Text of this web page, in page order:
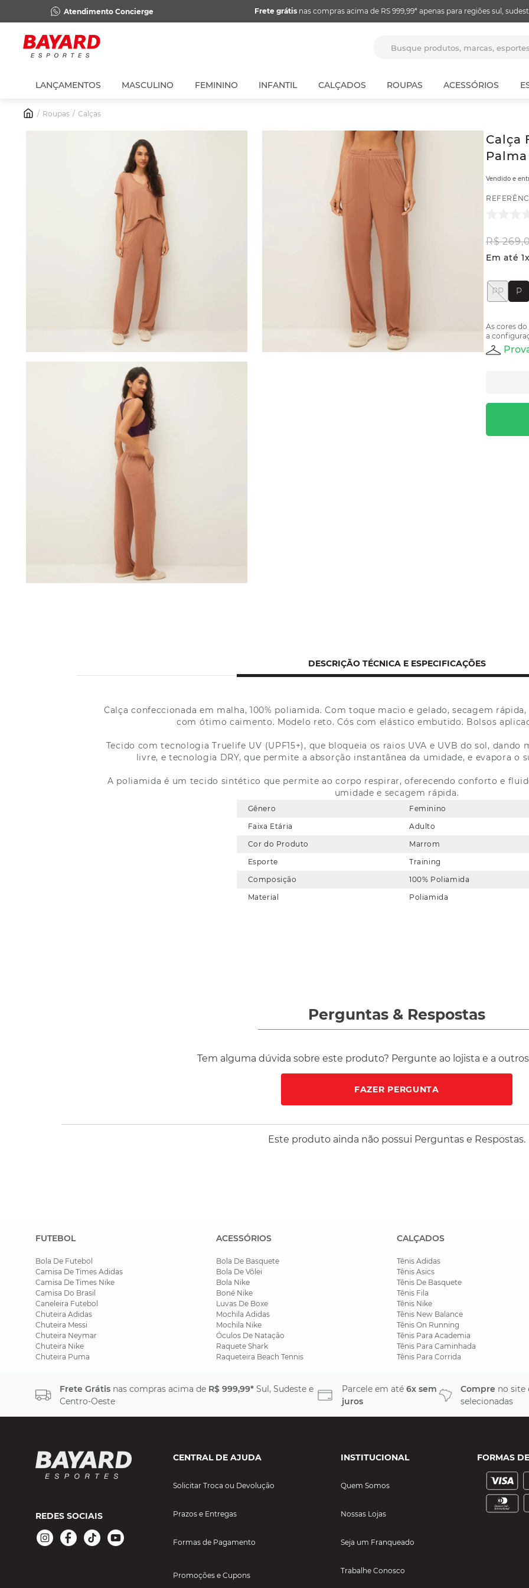
Atendimento Concierge Frete grátisnas compras acima de RS 999,99* apenas para regiões sul,
LANÇAMENTOS MASCULINO FEMININO INFANTIL CALÇADOS ROUPAS ACESSÓRIOS
Roupas Calças
Calça
Palma
Vendido e
R$ 269,
Em até 1x
P
PP
As cores
a
DESCRIÇÃO TÉCNICA E ESPECIFICAÇÕES
Calça confeccionada em malha, 100% poliamida. Com toque macio e gelado, secagem
com ótimo caimento. Modelo reto. Cós com elástico embutido. Bolsos
Tecido com tecnologia Truelife UV (UPF15+), que bloqueia os raios UVA e UVB do sol,
livre, e tecnologia DRY, que permite a absorção instantânea da umidade, e evapora o
A poliamida é um tecido sintético que permite ao corpo respirar, oferecendo conforto e
umidade e secagem rápida.
Gênero
Feminino
Faixa Etária
Adulto
Cor do Produto
Marrom
Esporte
Training
Composição
100% Poliamida
Material
Poliamida
Perguntas & Respostas
Tem alguma dúvida sobre este produto? Pergunte ao lojista e a
FAZER PERGUNTA
Este produto ainda não possui Perguntas e Respostas.
FUTEBOL
Bola De Futebol
Camisa De Times Adidas
Camisa De Times Nike
Camisa Do Brasil
Caneleira Futebol
Chuteira Adidas
Chuteira Messi
Chuteira Neymar
Chuteira Nike
Chuteira Puma
ACESSÓRIOS
Bola De Basquete
Bola De Vôlei
Bola Nike
Boné Nike
Luvas De Boxe
Mochila Adidas
Mochila Nike
Óculos De Natação
Raquete Shark
Raqueteira Beach Tennis
CALÇADOS
Tênis Adidas
Tênis Asics
Tênis De Basquete
Tênis Fila
Tênis Nike
Tênis New Balance
Tênis On Running
Tênis Para Academia
Tênis Para Caminhada
Tênis Para Corrida
Frete Grátis nas compras acima de R$ 999,99* Sul, Sudeste e
Centro-Oeste
Parcele em até 6x sem
juros
Compre no site
selecionadas
REDES SOCIAIS
CENTRAL DE AJUDA
Solicitar Troca ou Devolução
Prazos e Entregas
Formas de Pagamento
Promoções e Cupons
INSTITUCIONAL
Quem Somos
Nossas Lojas
Seja um Franqueado
Trabalhe Conosco
FORMAS